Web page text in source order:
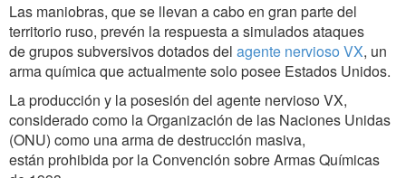
Las maniobras, que se llevan a cabo en gran parte del
territorio ruso, prevén la respuesta a simulados ataques
de grupos subversivos dotados del agente nervioso VX, un
arma química que actualmente solo posee Estados Unidos.
La producción y la posesión del agente nervioso VX,
considerado como la Organización de las Naciones Unidas
(ONU) como una arma de destrucción masiva,
están prohibida por la Convención sobre Armas Químicas